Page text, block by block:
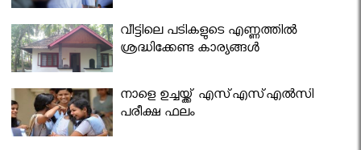
വീട്ടിലെ പടികളുടെ എണ്ണത്തിൽ
ശ്രദ്ധിക്കേണ്ട കാര്യങ്ങൾ
നാളെ ഉച്ചയ്ക്ക് എസ്എസ്എല്‍സി
പരീക്ഷ ഫലം